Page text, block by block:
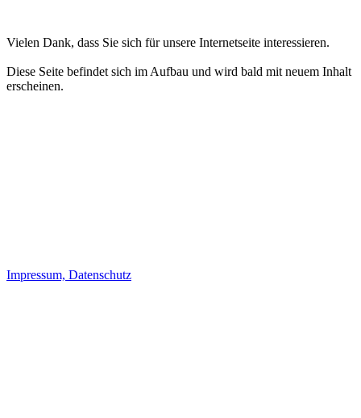
Vielen Dank, dass Sie sich für unsere Internetseite interessieren.
Diese Seite befindet sich im Aufbau und wird bald mit neuem Inhalt
erscheinen.
Impressum, Datenschutz